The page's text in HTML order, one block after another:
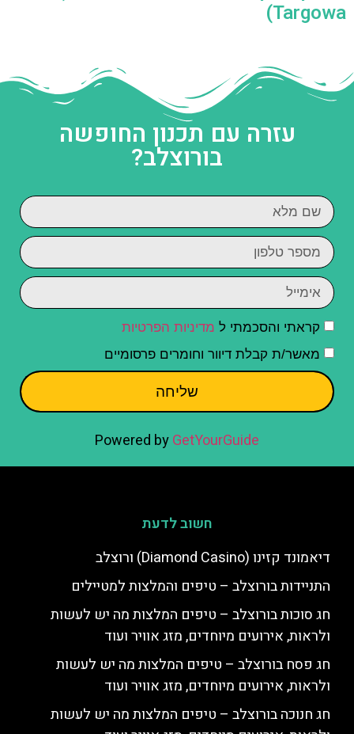
Targowa)
עזרה עם תכנון החופשה
בורוצלב?
קראתי והסכמתי ל מדיניות הפרטיות
מאשר/ת קבלת דיוור וחומרים פרסומיים
שליחה
Powered byGetYourGuide
חשוב לדעת
דיאמונד קזינו (Diamond Casino) ורוצלב
התניידות בורוצלב – טיפים והמלצות למטיילים
חג סוכות בורוצלב – טיפים המלצות מה יש לעשות
ולראות, אירועים מיוחדים, מזג אוויר ועוד
חג פסח בורוצלב – טיפים המלצות מה יש לעשות
ולראות, אירועים מיוחדים, מזג אוויר ועוד
חג חנוכה בורוצלב – טיפים המלצות מה יש לעשות